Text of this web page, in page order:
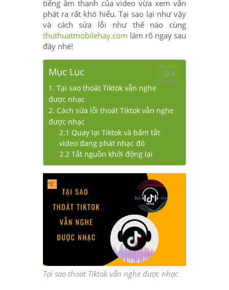
tiếng âm thanh của video vừa xem vẫn
phát ra rất khó hiểu. Tại sao lại như vậy
và cách sửa lỗi như thế nào cùng
thuthuatmobilehay.com làm rõ ngay sau
đây nhé!
Mục Lục
1. Tại sao thoát Tiktok vẫn nghe
được nhạc
2. Cách sửa lỗi thoát Tiktok vẫn nghe
được nhạc
2.1 Quay lại Tiktok và bấm tắt
video đang phát nhạc đó
2.2 Tắt nguồn khởi động lại
Tại sao thoát Tiktok vẫn nghe được nhạc